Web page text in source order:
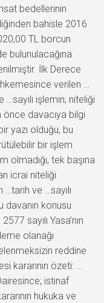
bedellerinin
bahisle 2016
TL borcun
bulunulacağına
İlk Derece
verilen …
…sayılı işlemin; niteliği
önce davacıya bilgi
yazı olduğu, bu
bir işlem
olmadığı, tek başına
icrai niteliği
…tarih ve …sayılı
davanın konusu
sayılı Yasa’nın
olanağı
reddine
kararının özeti: …
istinaf
hukuka ve